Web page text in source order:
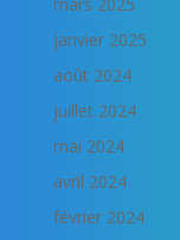
janvier 2025
août 2024
juillet 2024
mai 2024
avril 2024
février 2024